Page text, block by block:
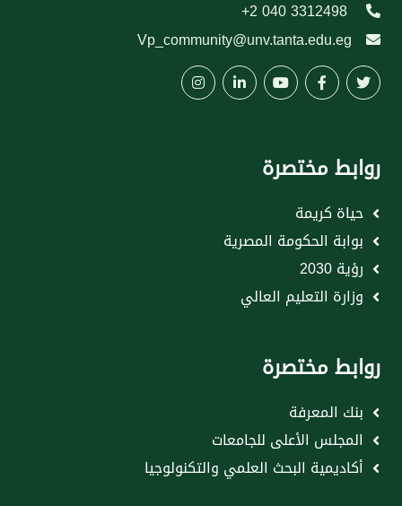
Vp_community@unv.tanta.edu.eg
روابط مختصرة
حياة كريمة
بوابة الحكومة المصرية
رؤية 2030
وزارة التعليم العالي
روابط مختصرة
بنك المعرفة
المجلس الأعلى للجامعات
أكاديمية البحث العلمي والتكنولوجيا